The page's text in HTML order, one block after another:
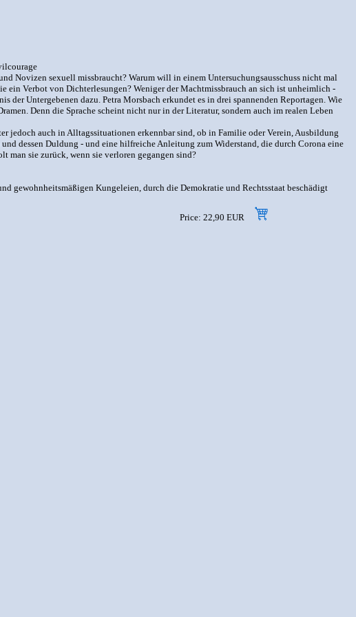
Novizen sexuell missbraucht? Warum will in einem Untersuchungsausschuss nicht mal
Verbot von Dichterlesungen? Weniger der Machtmissbrauch an sich ist unheimlich -
Untergebenen dazu. Petra Morsbach erkundet es in drei spannenden Reportagen. Wie
Denn die Sprache scheint nicht nur in der Literatur, sondern auch im realen Leben
jedoch auch in Alltagssituationen erkennbar sind, ob in Familie oder Verein, Ausbildung
dessen Duldung - und eine hilfreiche Anleitung zum Widerstand, die durch Corona eine
man sie zurück, wenn sie verloren gegangen sind?
gewohnheitsmäßigen Kungeleien, durch die Demokratie und Rechtsstaat beschädigt
Price: 22,90 EUR